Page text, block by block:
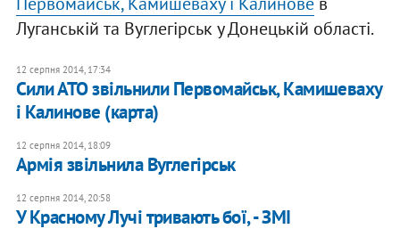
Луганській та Вуглегірськ у Донецькій області.
12 серпня 2014, 17:34
Сили АТО звільнили Первомайськ, Камишеваху
і Калинове (карта)
12 серпня 2014, 18:09
Армія звільнила Вуглегірськ
12 серпня 2014, 20:58
У Красному Лучі тривають бої, - ЗМІ